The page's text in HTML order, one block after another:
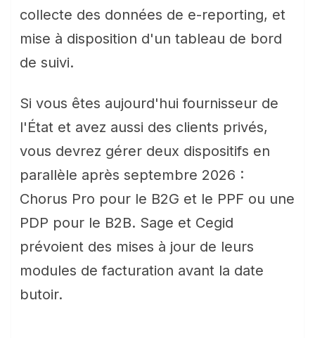
collecte des données de e-reporting, et
mise à disposition d'un tableau de bord
de suivi.
Si vous êtes aujourd'hui fournisseur de
l'État et avez aussi des clients privés,
vous devrez gérer deux dispositifs en
parallèle après septembre 2026 :
Chorus Pro pour le B2G et le PPF ou une
PDP pour le B2B. Sage et Cegid
prévoient des mises à jour de leurs
modules de facturation avant la date
butoir.